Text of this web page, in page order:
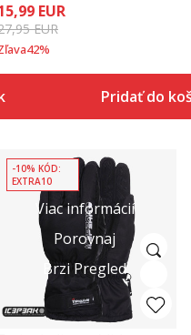
EUR
EUR
42%
Pridať do
Viac informácií
Porovnaj
Brzi Pregled
-10% KÓD:
EXTRA10